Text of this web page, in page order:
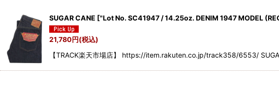
並び順:
SUGAR CANE ["Lot No. SC41947 / 14.25oz. DENIM 1947 MODEL
21,780円(税込)
【TRACK楽天市場店】 https://item.rakuten.co.jp/track358/6553/